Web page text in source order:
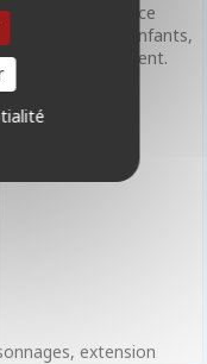
textes d’ambiance
avec des enfants,
ils en redemandent.
extension